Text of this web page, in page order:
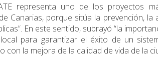
representa uno de los proyectos
Canarias, porque sitúa la prevención, la
En este sentido, subrayó “la
para garantizar el éxito de un
la mejora de la calidad de vida de la